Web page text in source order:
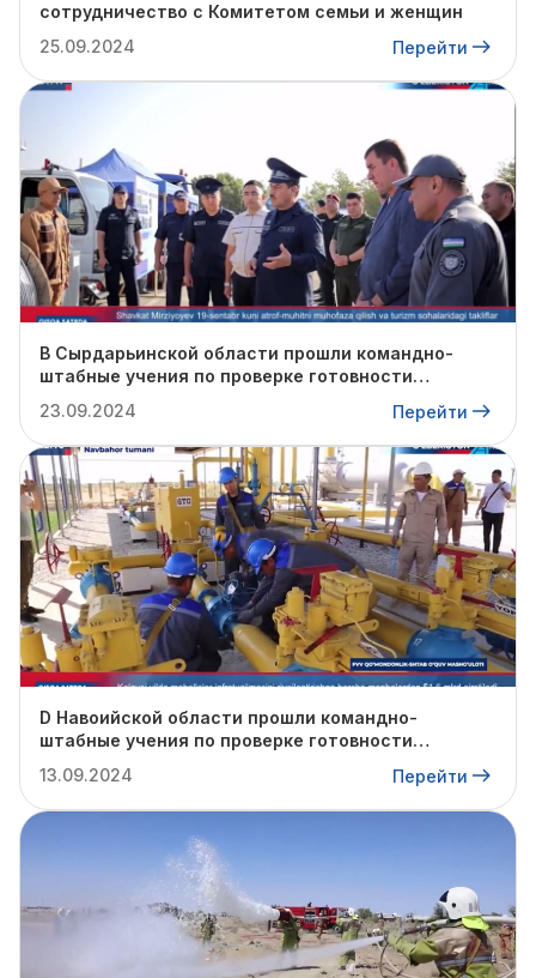
сотрудничество с Комитетом семьи и женщин
25.09.2024
Перейти
В Сырдарьинской области прошли командно-
штабные учения по проверке готовности
отопительному сезону.
23.09.2024 Перейти
D Навоийской области прошли командно-
штабные учения по проверке готовности
отопительному сезону.
13.09.2024 Перейти